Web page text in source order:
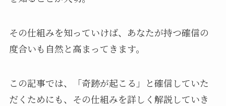
その仕組みを知っていけば、あなたが持つ確信の
度合いも自然と高まってきます。
この記事では、「奇跡が起こる」と確信していた
だくためにも、その仕組みを詳しく解説していき